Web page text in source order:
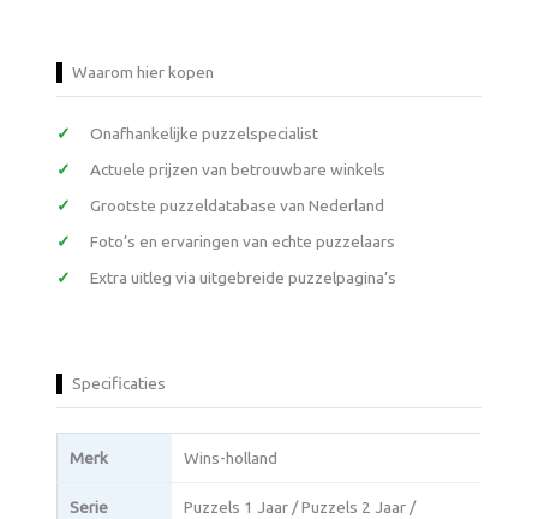
Waarom hier kopen
Onafhankelijke puzzelspecialist
Actuele prijzen van betrouwbare winkels
Grootste puzzeldatabase van Nederland
Foto’s en ervaringen van echte puzzelaars
Extra uitleg via uitgebreide puzzelpagina’s
Specificaties
Merk Wins-holland
Serie
Puzzels 1 Jaar / Puzzels 2 Jaar /